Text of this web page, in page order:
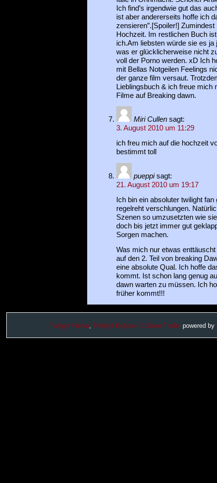
Ich find’s irgendwie gut das
ist aber andererseits hoffe ich
zensieren”.[Spoiler!]
Hochzeit. Im restlichen Buch
ich.Am liebsten würde sie es ja
was er glücklicherweise nicht
voll der Porno werden. xD Ich
mit Bellas Notgeilen Feelings
der ganze film versaut.
Lieblingsbuch & ich freue mich
Filme auf Breaking dawn.
Miri Cullen sagt:
3. August 2010 um 11:29
ich freu mich auf die hochzeit
bestimmt toll
pueppi sagt:
21. August 2010 um 19:17
Ich bin ein absoluter twilight
regelreht verschlungen.
Szenen so umzusetzten wie
doch bis jetzt immer gut
Sorgen machen.
Was mich nur etwas
auf den 2. Teil von breaking
eine absolute Qual. Ich hoffe
kommt. Ist schon lang genug
dawn warten zu müssen. Ich
früher kommt!!!
Twilight Fieber, Twilight Eclipse, Eclipse Trailer powered by